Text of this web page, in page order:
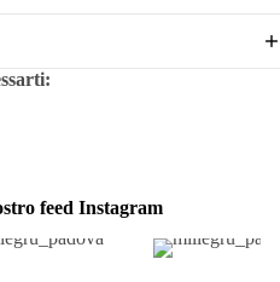
feed Instagram